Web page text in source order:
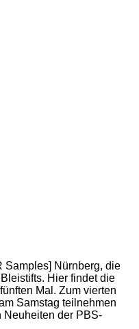
Samples] Nürnberg, die
Hier findet die
Mal. Zum vierten
Samstag teilnehmen
Neuheiten der PBS-